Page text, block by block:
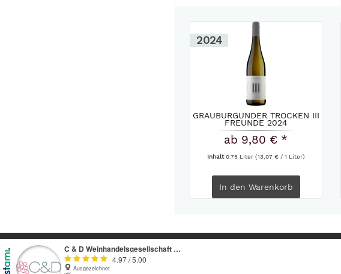
2024
GRAUBURGUNDER TROCKEN III
FREUNDE 2024
ab 9,80 € *
Inhalt0.75 Liter (13,07 € / 1 Liter)
In den Warenkorb